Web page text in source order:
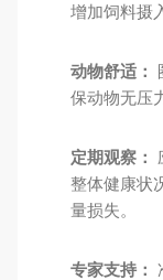
增加饲料摄
动物舒适：
保动物无压
定期观察：
整体健康状
量损失。
专家支持：